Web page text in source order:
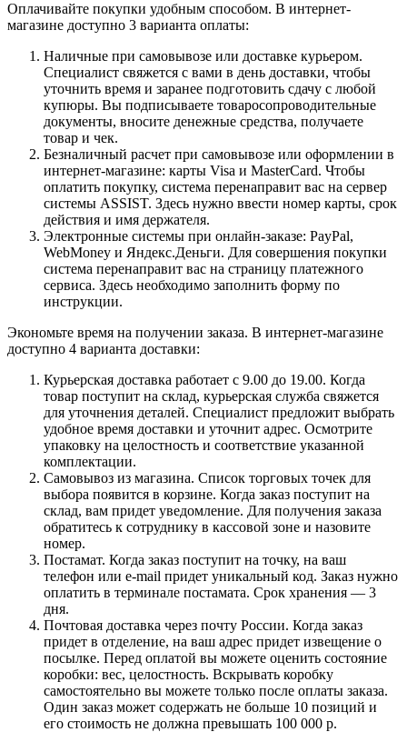
Оплачивайте покупки удобным способом. В интернет-
магазине доступно 3 варианта оплаты:
Наличные при самовывозе или доставке курьером.
Специалист свяжется с вами в день доставки, чтобы
уточнить время и заранее подготовить сдачу с любой
купюры. Вы подписываете товаросопроводительные
документы, вносите денежные средства, получаете
товар и чек.
Безналичный расчет при самовывозе или оформлении в
интернет-магазине: карты Visa и MasterCard. Чтобы
оплатить покупку, система перенаправит вас на сервер
системы ASSIST. Здесь нужно ввести номер карты, срок
действия и имя держателя.
Электронные системы при онлайн-заказе: PayPal,
WebMoney и Яндекс.Деньги. Для совершения покупки
система перенаправит вас на страницу платежного
сервиса. Здесь необходимо заполнить форму по
инструкции.
Экономьте время на получении заказа. В интернет-магазине
доступно 4 варианта доставки:
Курьерская доставка работает с 9.00 до 19.00. Когда
товар поступит на склад, курьерская служба свяжется
для уточнения деталей. Специалист предложит выбрать
удобное время доставки и уточнит адрес. Осмотрите
упаковку на целостность и соответствие указанной
комплектации.
Самовывоз из магазина. Список торговых точек для
выбора появится в корзине. Когда заказ поступит на
склад, вам придет уведомление. Для получения заказа
обратитесь к сотруднику в кассовой зоне и назовите
номер.
Постамат. Когда заказ поступит на точку, на ваш
телефон или e-mail придет уникальный код. Заказ нужно
оплатить в терминале постамата. Срок хранения — 3
дня.
Почтовая доставка через почту России. Когда заказ
придет в отделение, на ваш адрес придет извещение о
посылке. Перед оплатой вы можете оценить состояние
коробки: вес, целостность. Вскрывать коробку
самостоятельно вы можете только после оплаты заказа.
Один заказ может содержать не больше 10 позиций и
его стоимость не должна превышать 100 000 р.